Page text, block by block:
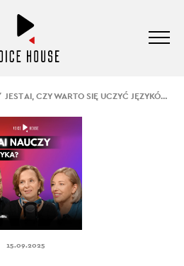
JEST AI, CZY WARTO SIĘ UCZYĆ JĘZYKÓW?
15.09.2025